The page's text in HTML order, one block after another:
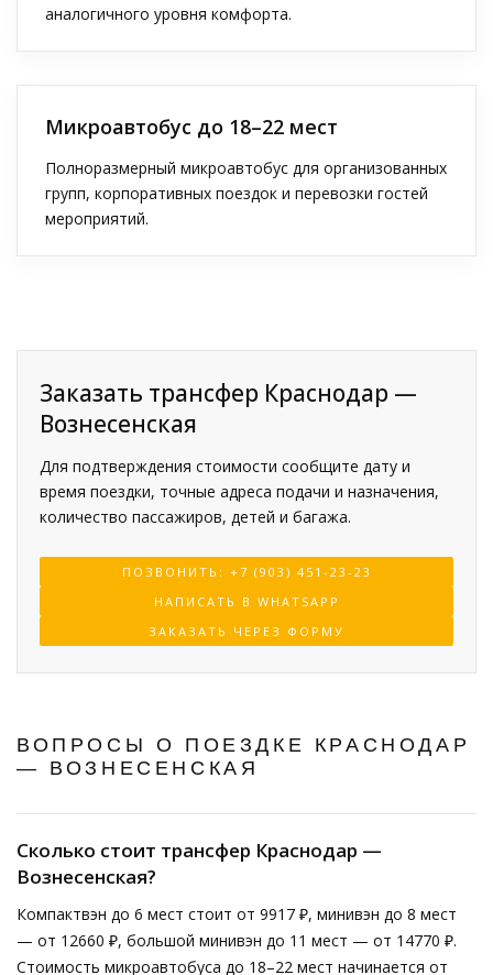
аналогичного уровня комфорта.
Микроавтобус до 18–22 мест
Полноразмерный микроавтобус для организованных
групп, корпоративных поездок и перевозки гостей
мероприятий.
Заказать трансфер Краснодар —
Вознесенская
Для подтверждения стоимости сообщите дату и
время поездки, точные адреса подачи и назначения,
количество пассажиров, детей и багажа.
ПОЗВОНИТЬ: +7 (903) 451-23-23
НАПИСАТЬ В WHATSAPP
ЗАКАЗАТЬ ЧЕРЕЗ ФОРМУ
ВОПРОСЫ О ПОЕЗДКЕ КРАСНОДАР
— ВОЗНЕСЕНСКАЯ
Сколько стоит трансфер Краснодар —
Вознесенская?
Компактвэн до 6 мест стоит от 9917 ₽, минивэн до 8 мест
— от 12660 ₽, большой минивэн до 11 мест — от 14770 ₽.
Стоимость микроавтобуса до 18–22 мест начинается от